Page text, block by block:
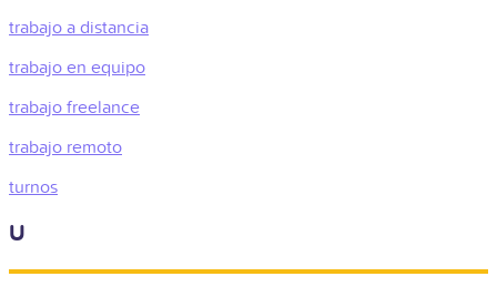
trabajo a distancia
trabajo en equipo
trabajo freelance
trabajo remoto
turnos
U